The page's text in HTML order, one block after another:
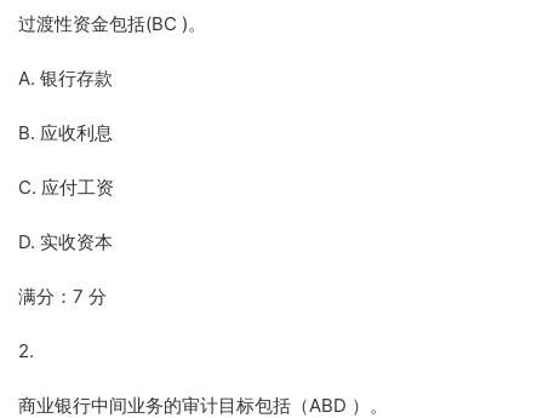
过渡性资金包括(BC )。
A. 银行存款
B. 应收利息
C. 应付工资
D. 实收资本
满分：7 分
2.
商业银行中间业务的审计目标包括（ABD ）。